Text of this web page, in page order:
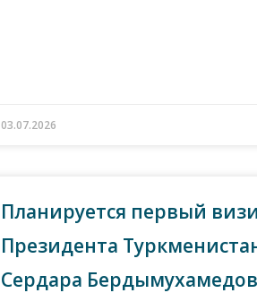
03.07.2026
Планируется первый
Президента
Сердара